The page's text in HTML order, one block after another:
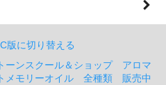
版に切り替える
ーンスクール＆ショップ アロマ
メモリーオイル 全種類 販売中